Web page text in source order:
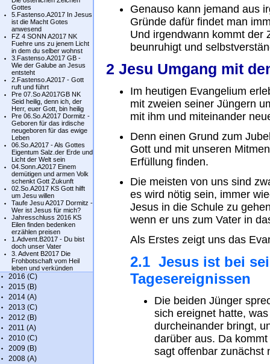
Gottes
5.Fastenso.A2017 In Jesus
ist die Macht Gotes
anwesend
FZ 4 SONN A2017 NK
Fuehre uns zu jenem Licht
in dem du selber wohnst
3.Fastenso.A2017 GB -
Wie der Galube an Jesus
entsteht
2.Fastenso.A2017 - Gott
ruft und führt
Pre 07.So A2017GB NK
Seid heilig, denn ich, der
Herr, euer Gott, bin heilig
Pre 06.So.A2017 Dormitz -
Geboren für das irdische
neugeboren für das ewige
Leben
06.So.A2017 - Als Gottes
Eigentum Salz.der Erde und
Licht der Welt sein
04.Sonn.A2017 Einem
demütigen und armen Volk
schenkt Gott Zukunft
02.So.A2017 KS Gott hilft
um Jesu willen
Taufe Jesu A2017 Dormitz -
Wer ist Jesus für mich?
Jahresschluss 2016 KS
Eilen finden bedenken
erzählen preisen
1.Advent.B2017 - Du bist
doch unser Vater
3. Advent B2017 Die
Frohbotschaft vom Heil
leben und verkünden
2016 (C)
2015 (B)
2014 (A)
2013 (C)
2012 (B)
2011 (A)
2010 (C)
2009 (B)
2008 (A)
Genauso kann jemand aus
Gründe dafür findet man
Und irgendwann kommt der
beunruhigt und
2 Jesu Umgang mit
Im heutigen Evangelium
mit zweien seiner Jüngern
mit ihm und miteinander
Denn einen Grund zum
Gott und mit unseren
Erfüllung finden.
Die meisten von uns sind
es wird nötig sein, immer
Jesus in die Schule zu
wenn er uns zum Vater in
Als Erstes zeigt uns das
2.1 Jesus ist bei
Tagesereignissen
Die beiden Jünger
sich ereignet hatte,
durcheinander bringt,
darüber aus. Da
sagt offenbar zunächst